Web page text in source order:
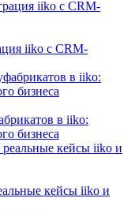
iiko с CRM-
в iiko:
бизнеса
кейсы iiko и